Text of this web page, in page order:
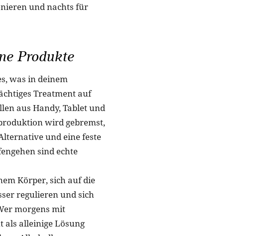
und nachts für
Produkte
was in deinem
Treatment auf
aus Handy, Tablet und
wird gebremst,
und eine feste
sind echte
Körper, sich auf die
regulieren und sich
morgens mit
als alleinige Lösung